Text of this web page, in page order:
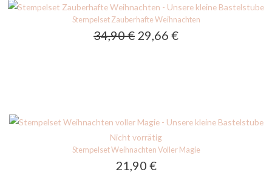
Stempelset Zauberhafte Weihnachten
34,90€
Ursprünglicher
Preis
29,66 €
Aktueller
Preis
Nicht vorrätig
Stempelset Weihnachten Voller Magie
21,90 €